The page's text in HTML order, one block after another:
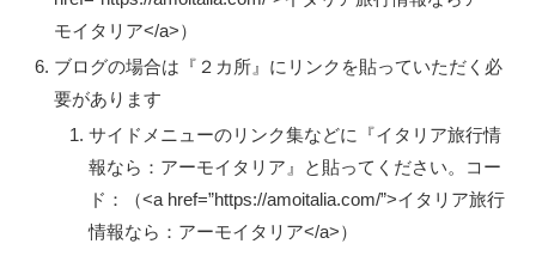
モイタリア</a>）
ブログの場合は『２カ所』にリンクを貼っていただく必
要があります
サイドメニューのリンク集などに『イタリア旅行情
報なら：アーモイタリア』と貼ってください。コー
ド：（<a href=”https://amoitalia.com/”>イタリア旅行
情報なら：アーモイタリア</a>）